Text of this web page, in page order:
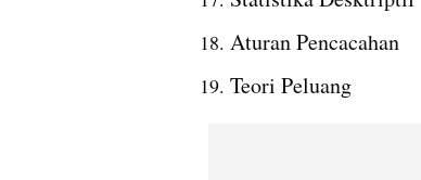
Aturan Pencacahan
Teori Peluang